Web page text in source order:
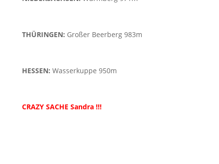
THÜRINGEN: Großer Beerberg 983m
HESSEN: Wasserkuppe 950m
CRAZY SACHE Sandra !!!